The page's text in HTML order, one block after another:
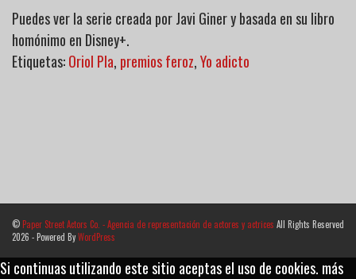
Puedes ver la serie creada por Javi Giner y basada en su libro
homónimo en Disney+.
Etiquetas:Oriol Pla, premios feroz,Yo adicto
©Paper Street Actors Co. - Agencia de representación de actores y actrices All Rights Reserved
2026 - Powered ByWordPress
Si continuas utilizando este sitio aceptas el uso de cookies. más